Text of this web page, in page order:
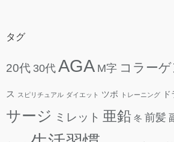
タグ
20代 30代AGA M字 コラーゲ
ス スピリチュアル ダイエット ツボ トレーニング
サージ ミレット 亜鉛 冬 前髪